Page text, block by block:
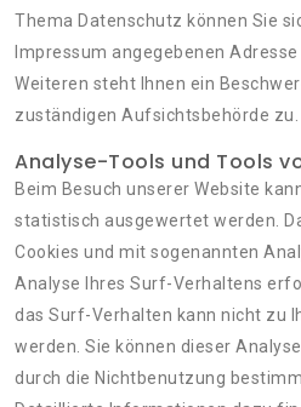
Thema Datenschutz können Sie
Impressum angegebenen
Weiteren steht Ihnen ein
zuständigen Aufsichtsbehörde zu.
Analyse-Tools und Tools
Beim Besuch unserer Website
statistisch ausgewertet werden.
Cookies und mit sogenannten
Analyse Ihres Surf-Verhaltens
das Surf-Verhalten kann nicht zu
werden. Sie können dieser
durch die Nichtbenutzung